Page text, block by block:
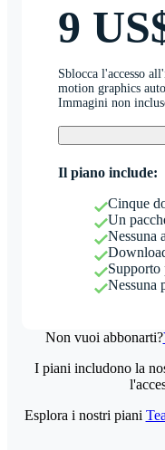
9
Sblocca l'accesso
motion graphics
Immagini non
Il piano include:
Cinque
Un
Nessuna
Nessuna
Non vuoi abbonarti?
I piani includono la
Esplora i nostri piani